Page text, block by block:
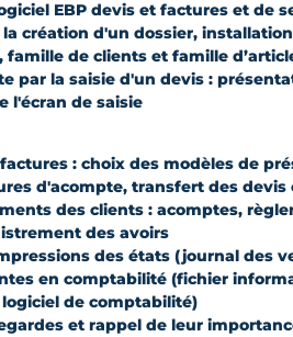
EBP devis et factures et de
la création d'un dossier,
famille de clients et famille
par la saisie d'un devis :
l'écran de saisie
: choix des modèles de
d'acompte, transfert des
des clients : acomptes,
des avoirs
des états (journal des
en comptabilité (fichier
de comptabilité)
et rappel de leur